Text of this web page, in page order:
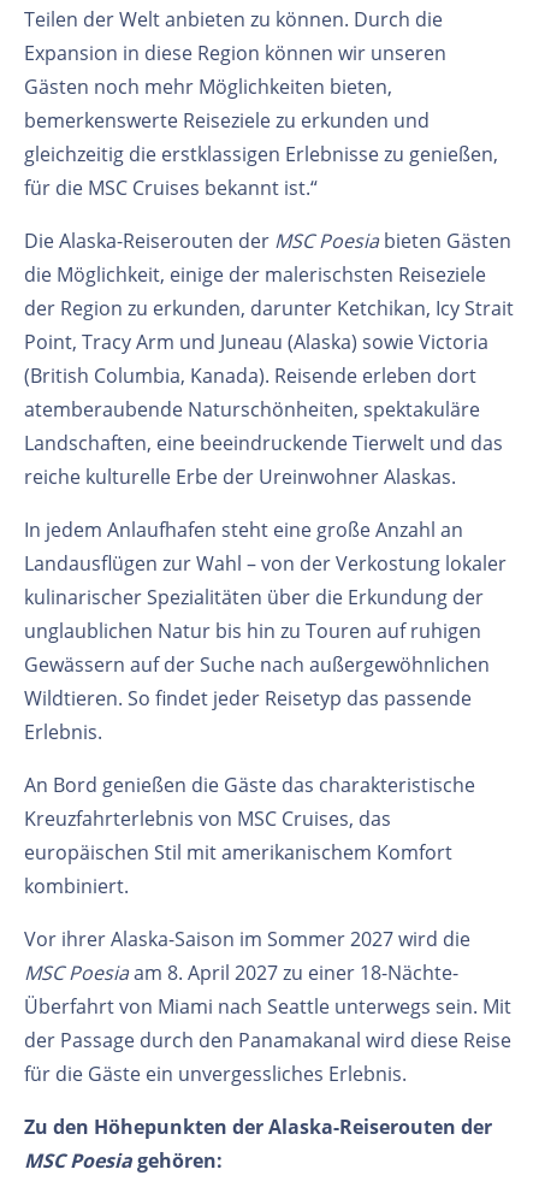
Teilen der Welt anbieten zu können. Durch die
Expansion in diese Region können wir unseren
Gästen noch mehr Möglichkeiten bieten,
bemerkenswerte Reiseziele zu erkunden und
gleichzeitig die erstklassigen Erlebnisse zu genießen,
für die MSC Cruises bekannt ist.“
Die Alaska-Reiserouten der MSC Poesiabieten Gästen
die Möglichkeit, einige der malerischsten Reiseziele
der Region zu erkunden, darunter Ketchikan, Icy Strait
Point, Tracy Arm und Juneau (Alaska) sowie Victoria
(British Columbia, Kanada). Reisende erleben dort
atemberaubende Naturschönheiten, spektakuläre
Landschaften, eine beeindruckende Tierwelt und das
reiche kulturelle Erbe der Ureinwohner Alaskas.
In jedem Anlaufhafen steht eine große Anzahl an
Landausflügen zur Wahl – von der Verkostung lokaler
kulinarischer Spezialitäten über die Erkundung der
unglaublichen Natur bis hin zu Touren auf ruhigen
Gewässern auf der Suche nach außergewöhnlichen
Wildtieren. So findet jeder Reisetyp das passende
Erlebnis.
An Bord genießen die Gäste das charakteristische
Kreuzfahrterlebnis von MSC Cruises, das
europäischen Stil mit amerikanischem Komfort
kombiniert.
Vor ihrer Alaska-Saison im Sommer 2027 wird die
MSC Poesiaam 8. April 2027 zu einer 18-Nächte-
Überfahrt von Miami nach Seattle unterwegs sein. Mit
der Passage durch den Panamakanal wird diese Reise
für die Gäste ein unvergessliches Erlebnis.
Zu den Höhepunkten der Alaska-Reiserouten der
MSC Poesiagehören: